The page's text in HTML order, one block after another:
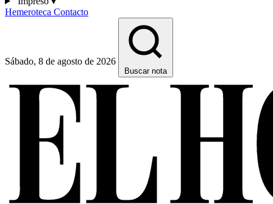
Hemeroteca Contacto
Sábado, 8 de agosto de 2026
Buscar nota